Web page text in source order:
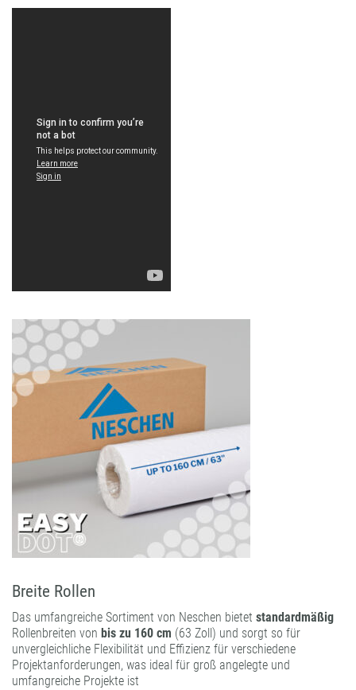
Breite Rollen
Das umfangreiche Sortiment von Neschen bietet standardmäßig
Rollenbreiten von bis zu 160 cm (63 Zoll) und sorgt so für
unvergleichliche Flexibilität und Effizienz für verschiedene
Projektanforderungen, was ideal für groß angelegte und
umfangreiche Projekte ist